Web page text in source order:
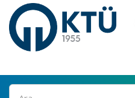
Ara